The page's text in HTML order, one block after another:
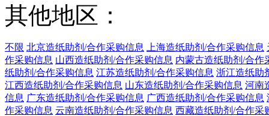
其他地区：
不限 北京造纸助剂/合作采购信息 上海造纸助剂/合作采购信息
作采购信息 山西造纸助剂/合作采购信息 内蒙古造纸助剂/合作
纸助剂/合作采购信息 江苏造纸助剂/合作采购信息 浙江造纸助
江西造纸助剂/合作采购信息 山东造纸助剂/合作采购信息 河南
信息 广东造纸助剂/合作采购信息 广西造纸助剂/合作采购信息
作采购信息 云南造纸助剂/合作采购信息 西藏造纸助剂/合作采